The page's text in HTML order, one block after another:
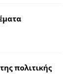
πολιτικής